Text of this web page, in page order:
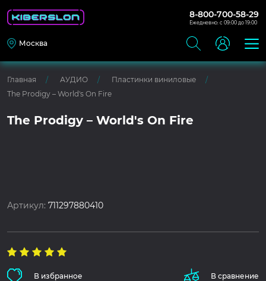
8-800-700-58-29
Ежедневно: с 09:00 до 19:00
Москва
Главная АУДИО
Пластинки виниловые
The Prodigy – World's On Fire
The Prodigy – World's On Fire
Артикул:711297880410
В избранное В сравнение